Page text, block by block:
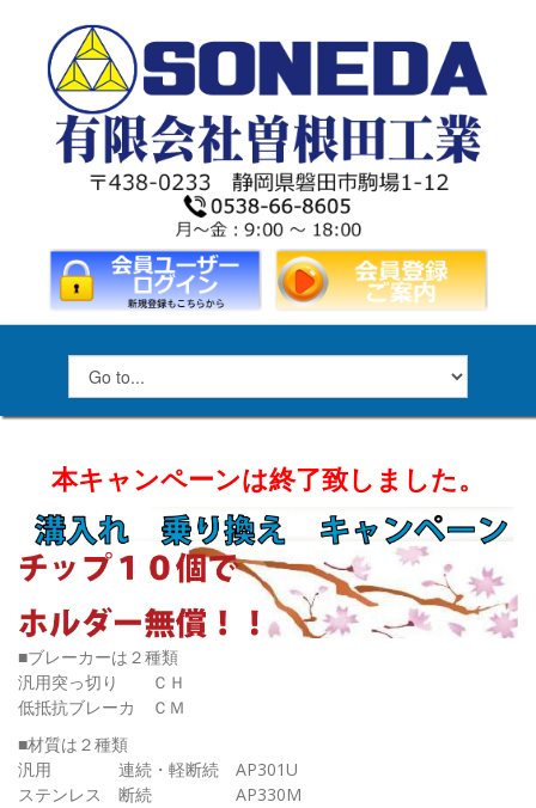
本キャンペーンは終了致しました。
■ブレーカーは２種類
汎用突っ切り ＣＨ
低抵抗ブレーカ ＣＭ
■材質は２種類
汎用 連続・軽断続 AP301U
ステンレス 断続 AP330M